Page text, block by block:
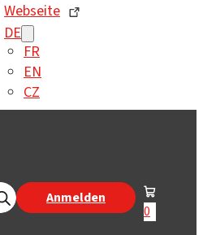
Webseite
DE
FR
EN
CZ
Anmelden
0